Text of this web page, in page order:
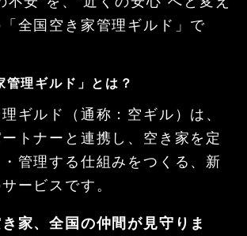
全国空き家管理ギルド」で
管理ギルド」とは？
ギルド（通称：空ギル）は、
トナーと連携し、空き家を定
管理する仕組みをつくる、新
ービスです。
き家、全国の仲間が見守りま